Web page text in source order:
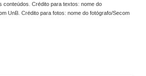
conteúdos. Crédito para textos: nome do
UnB. Crédito para fotos: nome do fotógrafo/Secom